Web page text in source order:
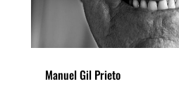
Manuel Gil Prieto